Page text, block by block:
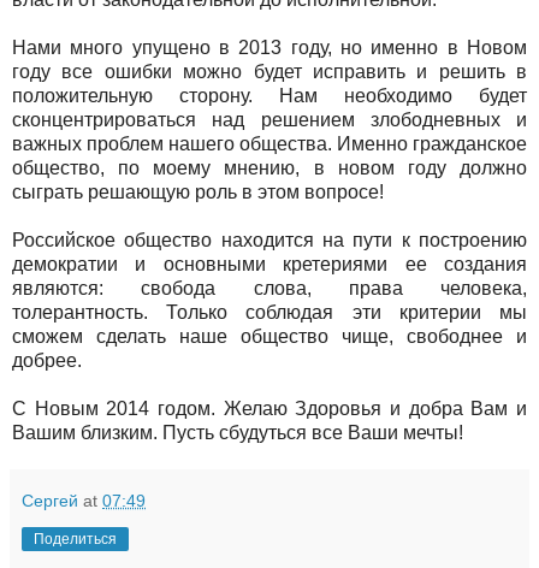
Нами много упущено в 2013 году, но именно в Новом
году все ошибки можно будет исправить и решить в
положительную сторону. Нам необходимо будет
сконцентрироваться над решением злободневных и
важных проблем нашего общества. Именно гражданское
общество, по моему мнению, в новом году должно
сыграть решающую роль в этом вопросе!
Российское общество находится на пути к построению
демократии и основными кретериями ее создания
являются: свобода слова, права человека,
толерантность. Только соблюдая эти критерии мы
сможем сделать наше общество чище, свободнее и
добрее.
С Новым 2014 годом. Желаю Здоровья и добра Вам и
Вашим близким. Пусть сбудуться все Ваши мечты!
Сергей at 07:49
Поделиться